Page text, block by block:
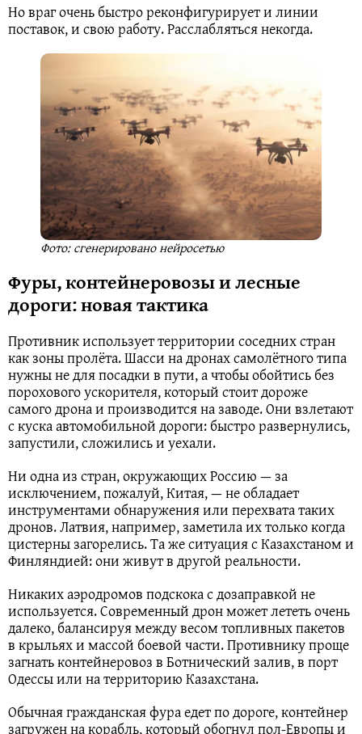
Но враг очень быстро реконфигурирует и линии
поставок, и свою работу. Расслабляться некогда.
Фото: сгенерировано нейросетью
Фуры, контейнеровозы и лесные
дороги: новая тактика
Противник использует территории соседних стран
как зоны пролёта. Шасси на дронах самолётного типа
нужны не для посадки в пути, а чтобы обойтись без
порохового ускорителя, который стоит дороже
самого дрона и производится на заводе. Они взлетают
с куска автомобильной дороги: быстро развернулись,
запустили, сложились и уехали.
Ни одна из стран, окружающих Россию — за
исключением, пожалуй, Китая, — не обладает
инструментами обнаружения или перехвата таких
дронов. Латвия, например, заметила их только когда
цистерны загорелись. Та же ситуация с Казахстаном и
Финляндией: они живут в другой реальности.
Никаких аэродромов подскока с дозаправкой не
используется. Современный дрон может лететь очень
далеко, балансируя между весом топливных пакетов
в крыльях и массой боевой части. Противнику проще
загнать контейнеровоз в Ботнический залив, в порт
Одессы или на территорию Казахстана.
Обычная гражданская фура едет по дороге, контейнер
загружен на корабль, который обогнул пол-Европы и